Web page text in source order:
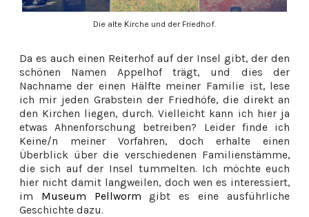
Die alte Kirche und der Friedhof.
Da es auch einen Reiterhof auf der Insel gibt, der den
schönen Namen Appelhof trägt, und dies der
Nachname der einen Hälfte meiner Familie ist, lese
ich mir jeden Grabstein der Friedhöfe, die direkt an
den Kirchen liegen, durch. Vielleicht kann ich hier ja
etwas Ahnenforschung betreiben? Leider finde ich
Keine/n meiner Vorfahren, doch erhalte einen
Überblick über die verschiedenen Familienstämme,
die sich auf der Insel tummelten. Ich möchte euch
hier nicht damit langweilen, doch wen es interessiert,
im Museum Pellworm gibt es eine ausführliche
Geschichte dazu.